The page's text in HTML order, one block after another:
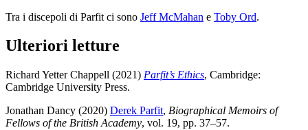
Tra i discepoli di Parfit ci sono Jeff McMahan e Toby Ord.
Ulteriori letture
Richard Yetter Chappell (2021) Parfit’s Ethics, Cambridge:
Cambridge University Press.
Jonathan Dancy (2020) Derek Parfit, Biographical Memoirs of
Fellows of the British Academy, vol. 19, pp. 37–57.